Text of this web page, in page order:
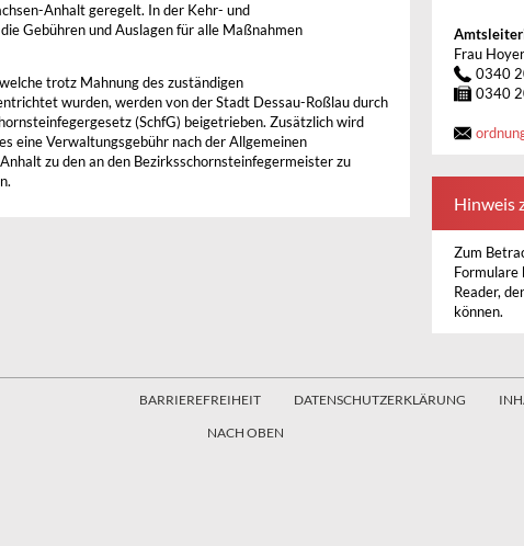
Anhalt geregelt. In der Kehr- und
Gebühren und Auslagen für alle Maßnahmen
trotz Mahnung des zuständigen
wurden, werden von der Stadt Dessau-Roßlau durch
(SchfG) beigetrieben. Zusätzlich wird
eine Verwaltungsgebühr nach der Allgemeinen
zu den an den Bezirksschornsteinfegermeister zu
Frau Hoyer
0340
0340
Hinweis
Zum
Formulare
Reader,
können.
BARRIEREFREIHEIT DATENSCHUTZERKLÄRUNG
NACH OBEN